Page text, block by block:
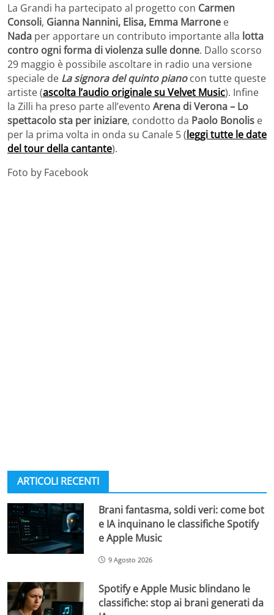
La Grandi ha partecipato al progetto con Carmen
Consoli, Gianna Nannini, Elisa, Emma Marrone e
Nada per apportare un contributo importante alla lotta
contro ogni forma di violenza sulle donne. Dallo scorso
29 maggio è possibile ascoltare in radio una versione
speciale de La signora del quinto piano con tutte queste
artiste (ascolta l’audio originale su Velvet Music). Infine
la Zilli ha preso parte all’evento Arena di Verona – Lo
spettacolo sta per iniziare, condotto da Paolo Bonolis e
per la prima volta in onda su Canale 5 (leggi tutte le date
del tour della cantante).
Foto by Facebook
ARTICOLI RECENTI
Brani fantasma, soldi veri: come bot
e IA inquinano le classifiche Spotify
e Apple Music
9 Agosto 2026
Spotify e Apple Music blindano le
classifiche: stop ai brani generati da